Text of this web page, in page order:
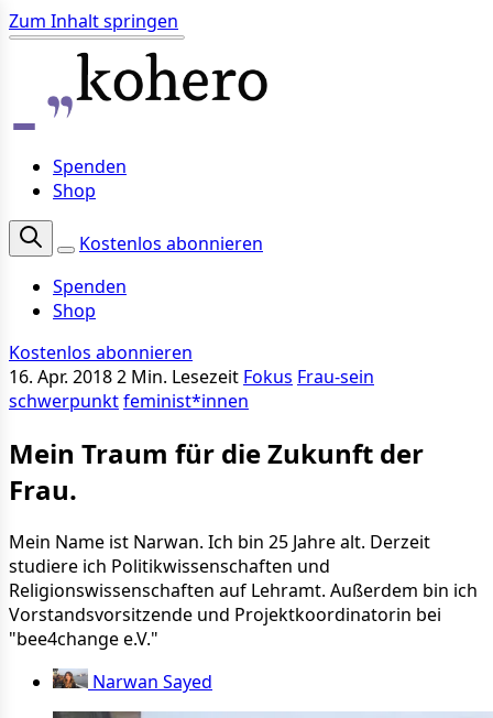
Zum Inhalt springen
Spenden
Shop
Kostenlos abonnieren
Spenden
Shop
Kostenlos abonnieren
16. Apr. 20182 Min. Lesezeit Fokus Frau-sein
schwerpunktfeminist*innen
Mein Traum für die Zukunft der
Frau.
Mein Name ist Narwan. Ich bin 25 Jahre alt. Derzeit
studiere ich Politikwissenschaften und
Religionswissenschaften auf Lehramt. Außerdem bin ich
Vorstandsvorsitzende und Projektkoordinatorin bei
"bee4change e.V."
Narwan Sayed